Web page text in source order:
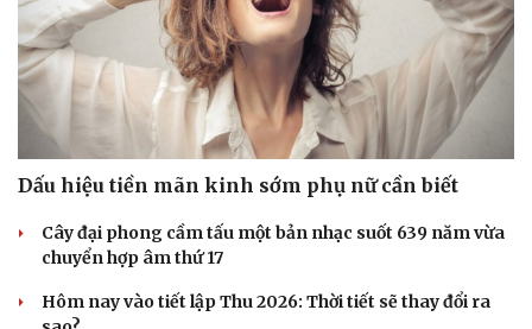
Dấu hiệu tiền mãn kinh sớm phụ nữ cần biết
Cây đại phong cầm tấu một bản nhạc suốt 639 năm vừa
chuyển hợp âm thứ 17
Hôm nay vào tiết lập Thu 2026: Thời tiết sẽ thay đổi ra